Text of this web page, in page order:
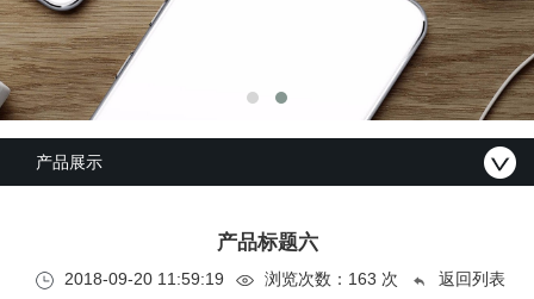
产品展示
产品标题六
2018-09-20 11:59:19 浏览次数： 163 次 返回列表